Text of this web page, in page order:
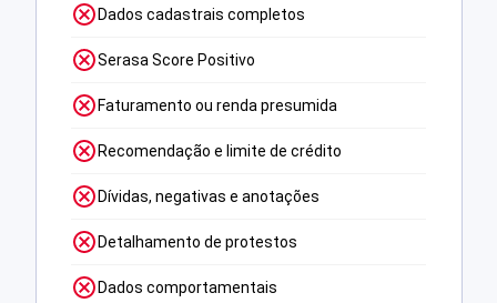
Dados cadastrais completos
Serasa Score Positivo
Faturamento ou renda presumida
Recomendação e limite de crédito
Dívidas, negativas e anotações
Detalhamento de protestos
Dados comportamentais